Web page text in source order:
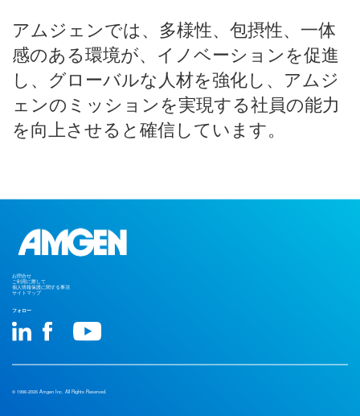
アムジェンでは、多様性、包摂性、一体
感のある環境が、イノベーションを促進
し、グローバルな人材を強化し、アムジ
ェンのミッションを実現する社員の能力
を向上させると確信しています。
お問合せ
ご利用に際して
個人情報保護に関する事項
サイトマップ
フォロー
© 1996-2026 Amgen Inc. All Rights Reserved.